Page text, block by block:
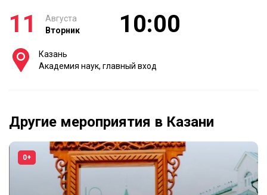
11
Августа
Вторник
10:00
Казань
Академия наук, главный вход
Другие мероприятия в Казани
0+